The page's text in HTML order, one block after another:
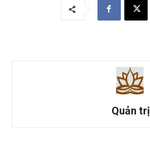
Quản trị